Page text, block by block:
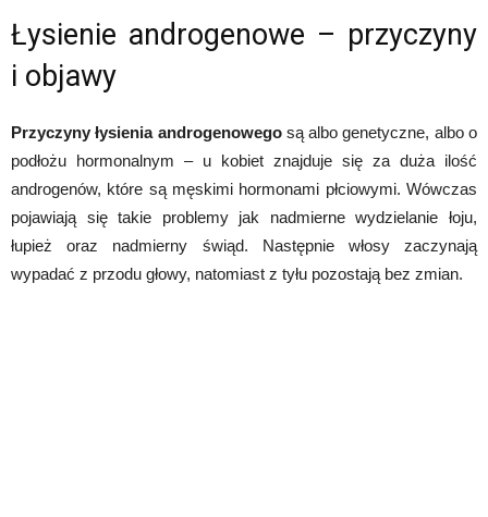
Łysienie androgenowe – przyczyny
i objawy
Przyczyny łysienia androgenowegosą albo genetyczne, albo o
podłożu hormonalnym – u kobiet znajduje się za duża ilość
androgenów, które są męskimi hormonami płciowymi. Wówczas
pojawiają się takie problemy jak nadmierne wydzielanie łoju,
łupież oraz nadmierny świąd. Następnie włosy zaczynają
wypadać z przodu głowy, natomiast z tyłu pozostają bez zmian.